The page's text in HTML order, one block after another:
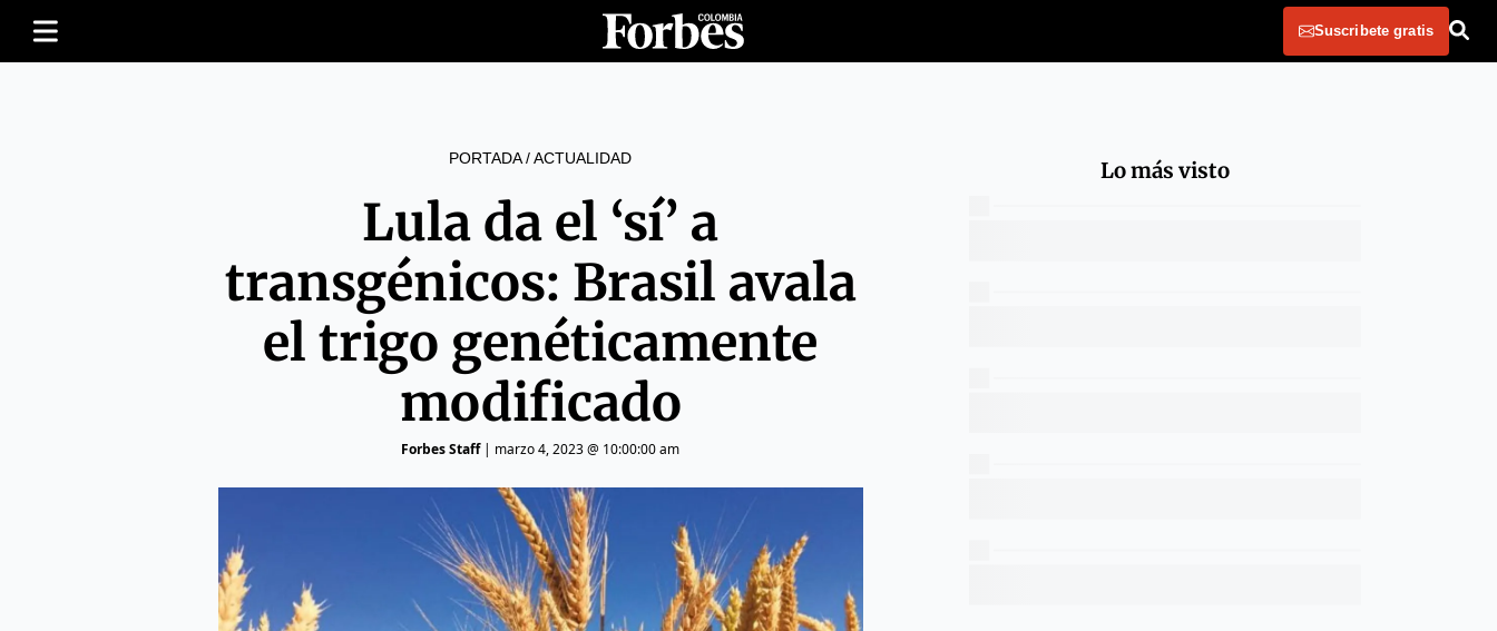
Suscribete gratis
PORTADA/ACTUALIDAD
Lula da el ‘sí’ a
transgénicos: Brasil avala
el trigo genéticamente
modificado
Forbes Staff| marzo 4, 2023 @ 10:00:00 am
Lo más visto